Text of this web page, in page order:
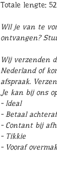
Totale lengte:
Wil je van te
ontvangen?
Wij verzenden
Nederland of
afspraak.
Je kan bij ons
- Ideal
- Betaal
- Contant bij
- Tikkie
- Vooraf